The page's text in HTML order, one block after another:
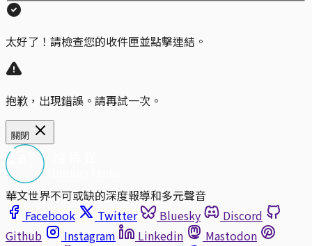
太好了！請檢查您的收件匣並點擊連結。
抱歉，出現錯誤。請再試一次。
關閉
華文世界不可或缺的深度報導和多元聲音
Facebook
Twitter Bluesky
Discord
Github
Instagram Linkedin
Mastodon